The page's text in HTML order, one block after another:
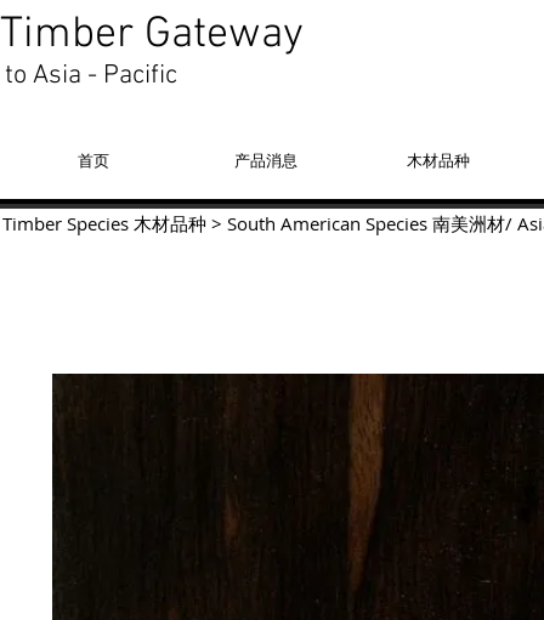
Timber Gateway
to Asia - Pacific
首页 产品消息 木材品种
Timber Species 木材品种 > South American Species 南美洲材/